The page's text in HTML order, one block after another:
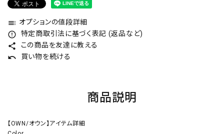
toc オプションの値段詳細
error_outline 特定商取引法に基づく表記 (返品など)
share この商品を友達に教える
undo 買い物を続ける
商品説明
【OWN/オウン】アイテム詳細